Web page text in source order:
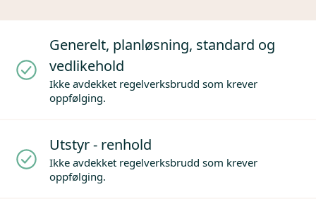
Generelt, planløsning, standard og
vedlikehold
Ikke avdekket regelverksbrudd som krever
oppfølging.
Utstyr - renhold
Ikke avdekket regelverksbrudd som krever
oppfølging.